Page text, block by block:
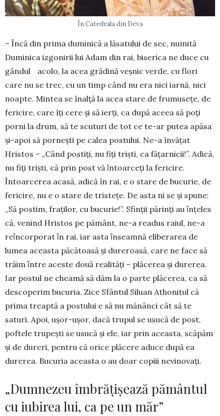
În Catedrala din Deva
– Încă din prima duminică a lăsatului de sec, numită
Duminica izgonirii lui Adam din rai, bise­rica ne duce cu
gândul acolo, la acea grădină veşnic verde, cu flori
care nu se trec, cu un timp când nu era nici iarnă, nici
noapte. Mintea se înalță la acea stare de frumuseţe, de
fericire, care îţi cere și să ierţi, ca după aceea să poţi
porni la drum, să te scu­turi de tot ce te-ar putea apăsa
şi-apoi să porneşti pe calea postului. Ne-a învățat
Hristos – „Când postiţi, nu fiţi trişti, ca făţarnicii!”. Adică,
nu fiţi trişti, că prin post vă ȋntoarceţi la fericire.
Întoarcerea acasă, adică în rai, e o stare de bucurie, de
fericire, nu e o stare de tristeţe. De asta ni se şi spune:
„Să postim, fraţilor, cu bucurie!”. Sfinţii părinţi au ȋnţeles
că, venind Hristos pe pământ, ne-a readus raiul, ne-a
reȋncorporat ȋn rai, iar asta ȋnseamnă eliberarea de
lumea aceasta păcătoasă şi dureroasă, care ne face să
trăim ȋntre aceste două realităţi – plăcerea şi durerea.
Iar postul ne cheamă să dăm la o parte plăcerea, ca să
descoperim bucuria. Zice Sfântul Siluan Athonitul că
prima treaptă a postului e să nu mănânci cât să te
saturi. Apoi, uşor-uşor, dacă trupul se usucă de post,
poftele trupeşti se usucă și ele, iar prin aceasta, scăpăm
şi de dureri, pentru că orice plăcere aduce după ea
durerea. Bucuria aceasta o au doar copiii nevinovaţi.
„Dumnezeu îmbrățișează pământul
cu iubirea lui, ca pe un măr”